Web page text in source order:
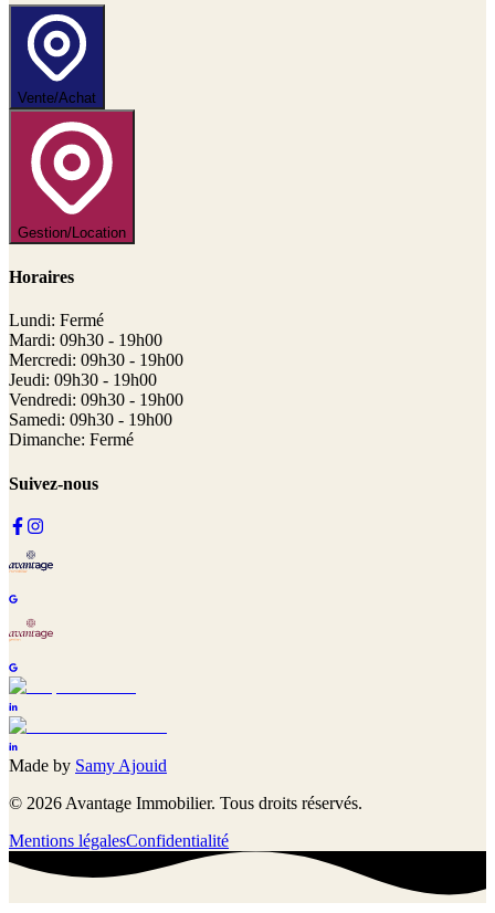
Vente/Achat
Gestion/Location
Horaires
Lundi: Fermé
Mardi: 09h30 - 19h00
Mercredi: 09h30 - 19h00
Jeudi: 09h30 - 19h00
Vendredi: 09h30 - 19h00
Samedi: 09h30 - 19h00
Dimanche: Fermé
Suivez-nous
Made by Samy Ajouid
© 2026 Avantage Immobilier. Tous droits réservés.
Mentions légalesConfidentialité